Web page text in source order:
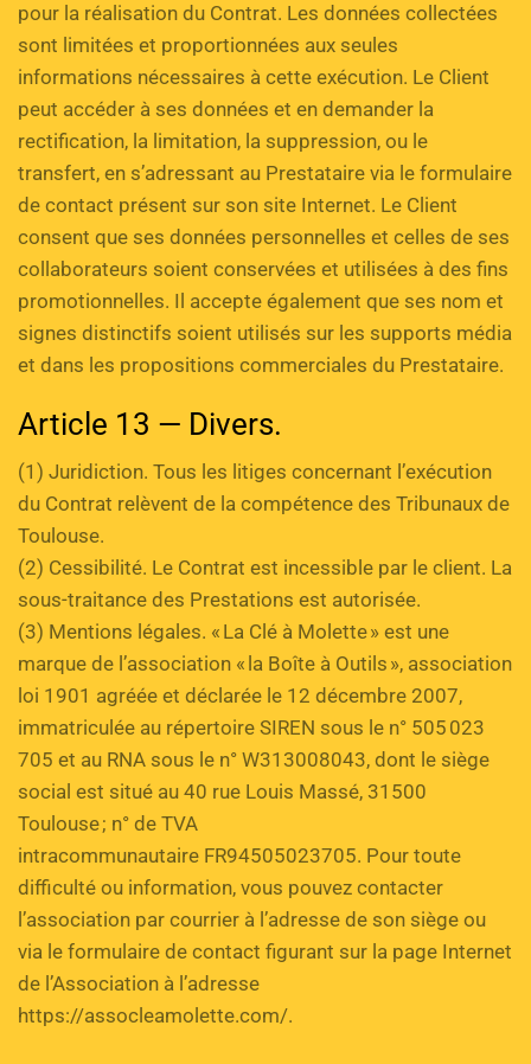
pour la réalisation du Contrat. Les données collectées
sont limitées et proportionnées aux seules
informations nécessaires à cette exécution. Le Client
peut accéder à ses données et en demander la
rectification, la limitation, la suppression, ou le
transfert, en s’adressant au Prestataire via le formulaire
de contact présent sur son site Internet. Le Client
consent que ses données personnelles et celles de ses
collaborateurs soient conservées et utilisées à des fins
promotionnelles. Il accepte également que ses nom et
signes distinctifs soient utilisés sur les supports média
et dans les propositions commerciales du Prestataire.
Article 13 — Divers.
(1) Juridiction. Tous les litiges concernant l’exécution
du Contrat relèvent de la compétence des Tribunaux de
Toulouse.
(2) Cessibilité. Le Contrat est incessible par le client. La
sous-traitance des Prestations est autorisée.
(3) Mentions légales. « La Clé à Molette » est une
marque de l’association « la Boîte à Outils », association
loi 1901 agréée et déclarée le 12 décembre 2007,
immatriculée au répertoire SIREN sous le n° 505 023
705 et au RNA sous le n° W313008043, dont le siège
social est situé au 40 rue Louis Massé, 31500
Toulouse ; n° de TVA
intracommunautaire FR94505023705. Pour toute
difficulté ou information, vous pouvez contacter
l’association par courrier à l’adresse de son siège ou
via le formulaire de contact figurant sur la page Internet
de l’Association à l’adresse
https://assocleamolette.com/.